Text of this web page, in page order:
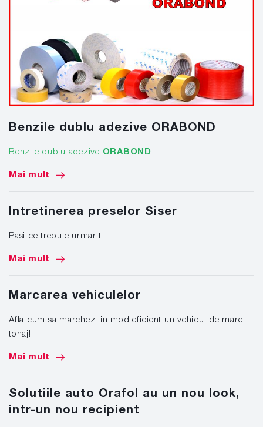
Benzile dublu adezive ORABOND
Benzile dublu adezive ORABOND
Mai mult
Intretinerea preselor Siser
Pasi ce trebuie urmariti!
Mai mult
Marcarea vehiculelor
Afla cum sa marchezi in mod eficient un vehicul de mare
tonaj!
Mai mult
Solutiile auto Orafol au un nou look,
intr-un nou recipient